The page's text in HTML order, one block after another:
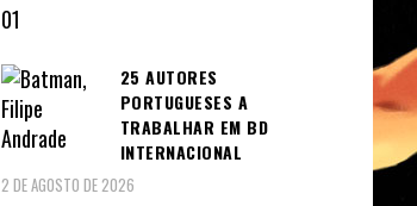
25 AUTORES
PORTUGUESES A
TRABALHAR EM BD
INTERNACIONAL
2 DE AGOSTO DE 2026